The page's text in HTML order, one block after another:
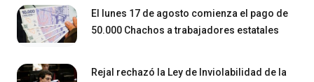
El lunes 17 de agosto comienza el pago de
50.000 Chachos a trabajadores estatales
Rejal rechazó la Ley de Inviolabilidad de la